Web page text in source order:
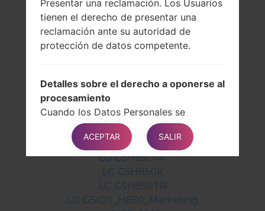
LG G5AS992
LG G5F700K
LG G5F700L
LG G5H820P
LG G5H830
LG G5H830GD
LG G5H830SV
LG G5H850
LG G5H850AR
LG G5H850K
LG G5H850TR
LG G5IOT_H850_Marketing
Presentar una reclamación. Los Usuarios
tienen el derecho de presentar una
reclamación ante su autoridad de
protección de datos competente.
Detalles sobre el derecho a oponerse al
procesamiento
Cuando los Datos Personales se
procesan para un interés público, en el
ejercicio de una autoridad oficial
conferida al Propietario o para los
propósitos de los intereses legítimos
perseguidos por el Propietario, los
Usuarios pueden oponerse al dicho
ACEPTAR SALIR